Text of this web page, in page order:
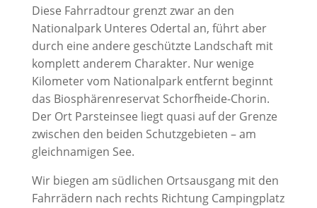
Diese Fahrradtour grenzt zwar an den
Nationalpark Unteres Odertal an, führt aber
durch eine andere geschützte Landschaft mit
komplett anderem Charakter. Nur wenige
Kilometer vom Nationalpark entfernt beginnt
das Biosphärenreservat Schorfheide-Chorin.
Der Ort Parsteinsee liegt quasi auf der Grenze
zwischen den beiden Schutzgebieten – am
gleichnamigen See.
Wir biegen am südlichen Ortsausgang mit den
Fahrrädern nach rechts Richtung Campingplatz